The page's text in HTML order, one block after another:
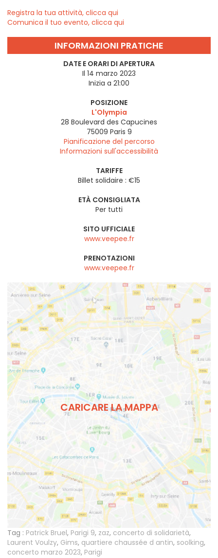
Registra la tua attività, clicca qui
Comunica il tuo evento, clicca qui
INFORMAZIONI PRATICHE
DATE E ORARI DI APERTURA
Il 14 marzo 2023
Inizia a 21:00
POSIZIONE
L'Olympia
28 Boulevard des Capucines
75009 Paris 9
Pianificazione del percorso
Informazioni sull'accessibilità
TARIFFE
Billet solidaire : €15
ETÀ CONSIGLIATA
Per tutti
SITO UFFICIALE
www.veepee.fr
PRENOTAZIONI
www.veepee.fr
CARICARE LA MAPPA
Tag : Patrick Bruel, Parigi 9, zaz, concerto di solidarietà,
Laurent Voulzy, Gims, quartiere chaussée d antin, soolking,
concerto marzo 2023, Parigi